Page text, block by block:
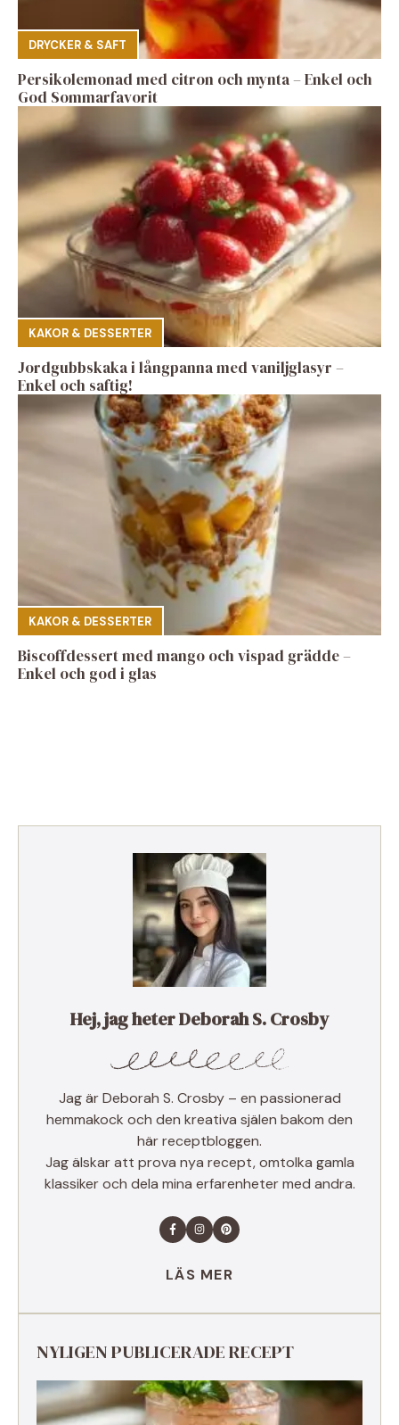
DRYCKER & SAFT
Persikolemonad med citron och mynta – Enkel och
God Sommarfavorit
KAKOR & DESSERTER
Jordgubbskaka i långpanna med vaniljglasyr –
Enkel och saftig!
KAKOR & DESSERTER
Biscoffdessert med mango och vispad grädde –
Enkel och god i glas
Hej, jag heter Deborah S. Crosby
Jag är Deborah S. Crosby – en passionerad
hemmakock och den kreativa själen bakom den
här receptbloggen.
Jag älskar att prova nya recept, omtolka gamla
klassiker och dela mina erfarenheter med andra.
LÄS MER
NYLIGEN PUBLICERADE RECEPT